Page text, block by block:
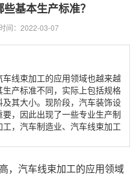
基本生产标准？
时间：2022-03-07
线束加工的应用领域也越来越
产标准不同，实际上包括规格
其大小。现阶段，汽车装饰设
，因此出现了一些专业生产制
，汽车制造业、汽车线束加工
汽车线束加工的应用领域